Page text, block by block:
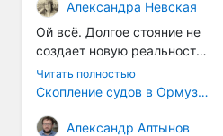
Александра Невская
Ой всё. Долгое стояние не
создает новую реальность.
Морские организмы всегда
накапливаются на судах.
на чистку от тех самых
Читать полностью
Скопление судов в Ормузском проливе грозит катастрофическим распространением инвазивных видов
Александр Алтынов